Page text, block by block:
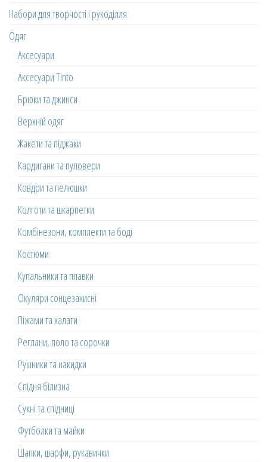
Набори для творчості і рукоділля
Одяг
Аксесуари
Аксесуари Tinto
Брюки та джинси
Верхній одяг
Жакети та піджаки
Кардигани та пуловери
Ковдри та пелюшки
Колготи та шкарпетки
Комбінезони, комплекти та боді
Костюми
Купальники та плавки
Окуляри сонцезахисні
Піжами та халати
Реглани, поло та сорочки
Рушники та накидки
Спідня білизна
Сукні та спідниці
Футболки та майки
Шапки, шарфи, рукавички